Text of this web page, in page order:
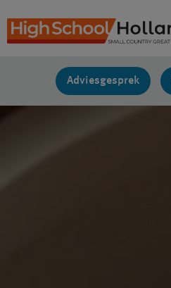
naar
Adviesgesprek